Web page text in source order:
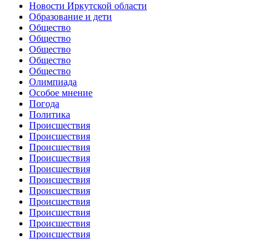
Новости Иркутской области
Образование и дети
Общество
Общество
Общество
Общество
Общество
Олимпиада
Особое мнение
Погода
Политика
Происшествия
Происшествия
Происшествия
Происшествия
Происшествия
Происшествия
Происшествия
Происшествия
Происшествия
Происшествия
Происшествия